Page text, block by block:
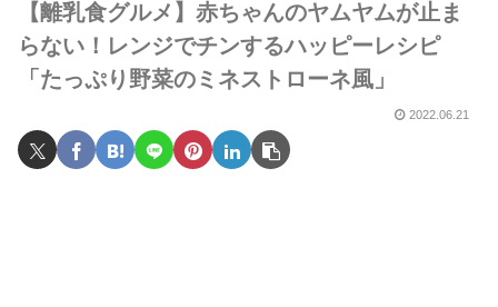
【離乳食グルメ】赤ちゃんのヤムヤムが止ま
らない！レンジでチンするハッピーレシピ
「たっぷり野菜のミネストローネ風」
2022.06.21